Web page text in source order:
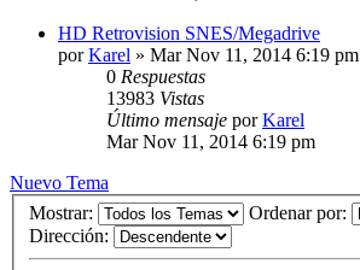
HD Retrovision SNES/Megadrive
porKarel » Mar Nov 11, 2014 6:19 pm
0 Respuestas
13983 Vistas
Último mensaje porKarel
Mar Nov 11, 2014 6:19 pm
Nuevo Tema
Mostrar:
Ordenar por:
Dirección: